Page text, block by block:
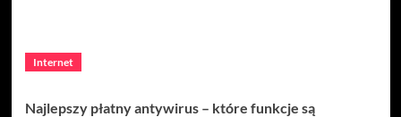
Internet
Najlepszy płatny antywirus – które funkcje są